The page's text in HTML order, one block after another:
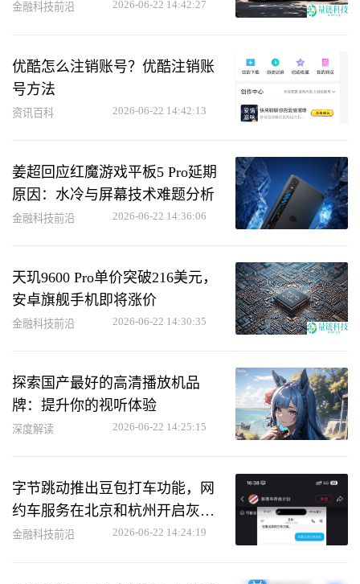
金融科技前沿 2026-06-22 14:42:27
优酷怎么注销账号？优酷注销账
号方法
资讯百科 2026-06-22 14:42:13
姜超回应红魔游戏平板5 Pro延期
原因：水冷与屏幕技术难题分析
金融科技前沿 2026-06-22 14:36:06
天玑9600 Pro单价突破216美元，
安卓旗舰手机即将涨价
金融科技前沿 2026-06-22 14:30:35
探索国产最好的高清播放机品
牌：提升你的视听体验
深度解读 2026-06-22 14:25:15
字节跳动推出豆包打车功能，网
约车服务在北京和杭州开启灰度
测试
金融科技前沿 2026-06-22 14:24:19